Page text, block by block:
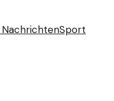
NachrichtenSport